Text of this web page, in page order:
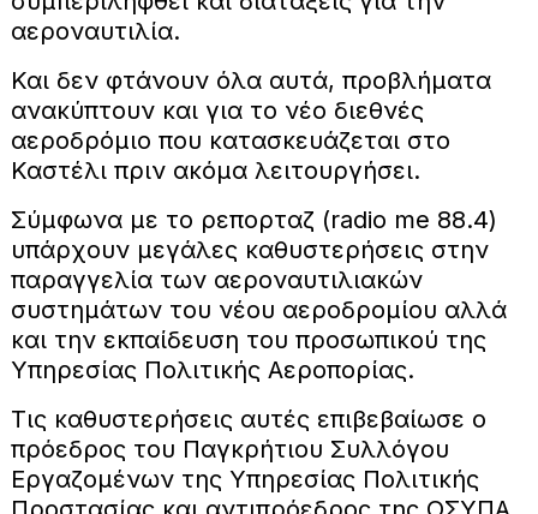
αεροναυτιλία.
Και δεν φτάνουν όλα αυτά, προβλήματα
ανακύπτουν και για το νέο διεθνές
αεροδρόμιο που κατασκευάζεται στο
Καστέλι πριν ακόμα λειτουργήσει.
Σύμφωνα με το ρεπορταζ (radio me 88.4)
υπάρχουν μεγάλες καθυστερήσεις στην
παραγγελία των αεροναυτιλιακών
συστημάτων του νέου αεροδρομίου αλλά
και την εκπαίδευση του προσωπικού της
Υπηρεσίας Πολιτικής Αεροπορίας.
Τις καθυστερήσεις αυτές επιβεβαίωσε ο
πρόεδρος του Παγκρήτιου Συλλόγου
Εργαζομένων της Υπηρεσίας Πολιτικής